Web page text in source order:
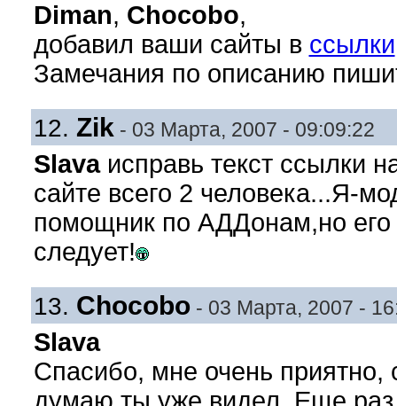
Diman, Chocobo,
добавил ваши сайты в ссылки
Замечания по описанию
12. Zik - 03 Марта, 2007 - 09:09:22
Slavaисправь текст ссылки
сайте всего 2 человека...Я-
помощник по АДДонам,но его
следует!
13. Chocobo- 03 Марта, 2007 -
Slava
Спасибо, мне очень приятно,